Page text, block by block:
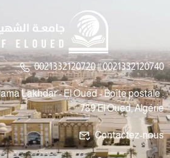
0021332120720 || 0021332120740
Lakhdar - El Oued - Boîte postale :
789 El Oued, Algérie
Contactez-nous